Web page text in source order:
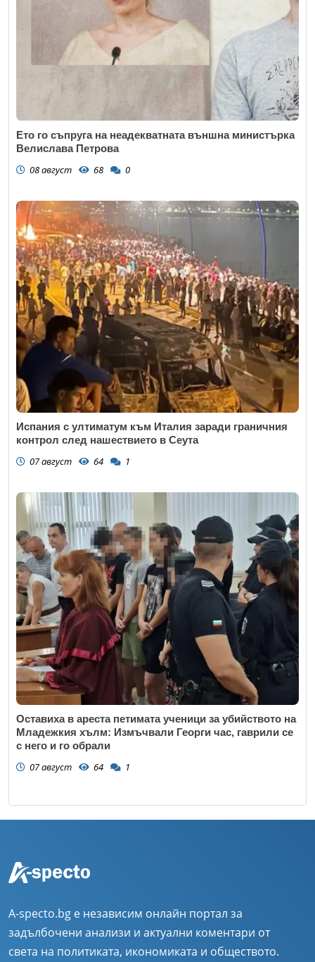
Ето го съпруга на неадекватната външна министърка
Велислава Петрова
08 август 68 0
Испания с ултиматум към Италия заради граничния
контрол след нашествието в Сеута
07 август 64 1
Оставиха в ареста петимата ученици за убийството на
Младежкия хълм: Измъчвали Георги час, гаврили се
с него и го обрали
07 август 64 1
A-specto.bg е независим онлайн портал за
задълбочени анализи и актуални коментари от
света на политиката, икономиката и обществото.